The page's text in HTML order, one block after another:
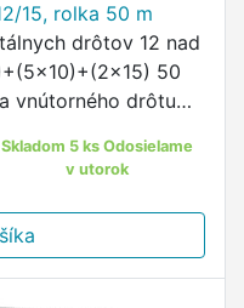
15, rolka 50 m
drôtov 12 nad
50
vnútorného drôtu
Skladom 5 ks Odosielame
v utorok